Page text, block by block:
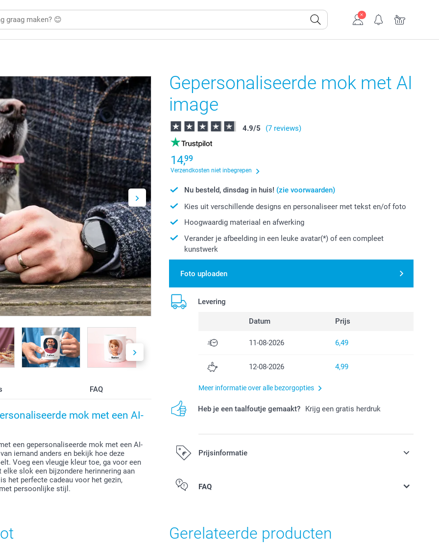
FAQ
mok met een AI-
een gepersonaliseerde mok met een AI-
iemand anders en bekijk hoe deze
Voeg een vleugje kleur toe, ga voor een
slok een bijzondere herinnering aan
het perfecte cadeau voor het gezin,
persoonlijke stijl.
Gepersonaliseerde mok met AI
image
4.9/5 (7 reviews)
14,99
Verzendkosten niet inbegrepen
Nu besteld, dinsdag in huis! (zie voorwaarden)
Kies uit verschillende designs en personaliseer met tekst en/of foto
Hoogwaardig materiaal en afwerking
Verander je afbeelding in een leuke avatar(*) of een compleet
kunstwerk
Foto uploaden
Levering
Datum Prijs
11-08-2026 6,49
12-08-2026 4,99
Meer informatie over alle bezorgopties
Heb je een taalfoutje gemaakt? Krijg een gratis herdruk
Prijsinformatie
Alle prijzen zijn in EURO (€) inclusief BTW en exclusief verzendkosten.
FAQ
Gerelateerde producten